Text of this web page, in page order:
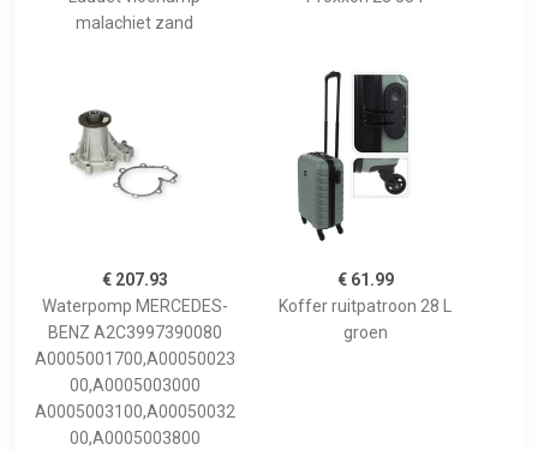
malachiet zand
€ 207.93
Waterpomp MERCEDES-
BENZ A2C3997390080
A0005001700,A00050023
00,A0005003000
A0005003100,A00050032
00,A0005003800
€ 61.99
Koffer ruitpatroon 28 L
groen